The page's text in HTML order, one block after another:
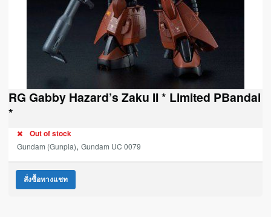
RG Gabby Hazard’s Zaku II * Limited PBandai
*
Out of stock
Gundam (Gunpla), Gundam UC 0079
สั่งซื้อทางแชท